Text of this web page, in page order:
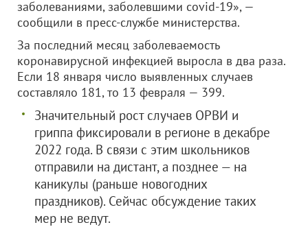
заболеваниями, заболевшими covid-19», —
сообщили в пресс-службе министерства.
За последний месяц заболеваемость
коронавирусной инфекцией выросла в два раза.
Если 18 января число выявленных случаев
составляло 181, то 13 февраля — 399.
Значительный рост случаев ОРВИ и
гриппа фиксировали в регионе в декабре
2022 года. В связи с этим школьников
отправили на дистант, а позднее — на
каникулы (раньше новогодних
праздников). Сейчас обсуждение таких
мер не ведут.